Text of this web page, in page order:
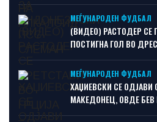
МЕЃУНАРОДЕН ФУДБАЛ
(ВИДЕО) РАСТОДЕР СЕ
ПОСТИГНА ГОЛ ВО
МЕЃУНАРОДЕН ФУДБАЛ
ХАЏИЕВСКИ СЕ
МАКЕДОНЕЦ, ОВДЕ